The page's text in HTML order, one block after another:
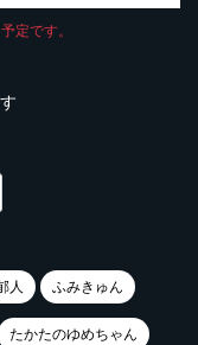
定です。
人 ふみきゅん
たかたのゆめちゃん